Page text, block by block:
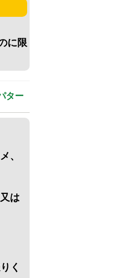
に限
ター
、
は
く